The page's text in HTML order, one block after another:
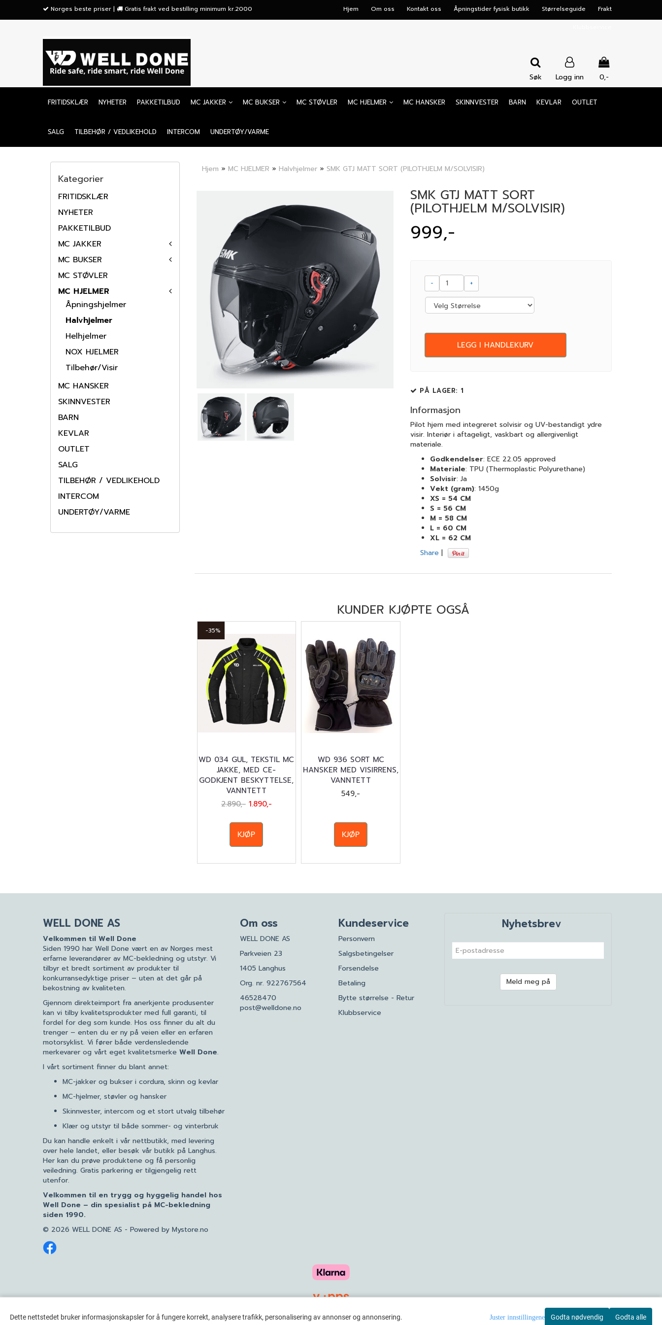
Norges beste priser | Gratis frakt ved bestilling minimum kr.2000 Hjem Om oss Kontakt oss Åpningstider fysisk butikk Størrelseguide Frakt
Søk Logg inn 0,-
FRITIDSKLÆR NYHETER PAKKETILBUD MC JAKKER MC BUKSER MC STØVLER MC HJELMER MC HANSKER SKINNVESTER BARN KEVLAR OUTLET
SALG TILBEHØR / VEDLIKEHOLD INTERCOM UNDERTØY/VARME
Kategorier
FRITIDSKLÆR
NYHETER
PAKKETILBUD
MC JAKKER
MC BUKSER
MC STØVLER
MC HJELMER
Åpningshjelmer
Halvhjelmer
Helhjelmer
NOX HJELMER
Tilbehør/Visir
MC HANSKER
SKINNVESTER
BARN
KEVLAR
OUTLET
SALG
TILBEHØR / VEDLIKEHOLD
INTERCOM
UNDERTØY/VARME
Hjem » MC HJELMER » Halvhjelmer» SMK GTJ MATT SORT (PILOTHJELM M/SOLVISIR)
SMK GTJ MATT SORT
(PILOTHJELM M/SOLVISIR)
999,-
- +
LEGG I HANDLEKURV
PÅ LAGER: 1
Informasjon
Pilot hjem med integreret solvisir og UV-bestandigt ydre
visir. Interiør i aftageligt, vaskbart og allergivenligt
materiale.
Godkendelser: ECE 22.05 approved
Materiale: TPU (Thermoplastic Polyurethane)
Solvisir: Ja
Vekt (gram): 1450g
XS = 54 CM
S = 56 CM
M = 58 CM
L = 60 CM
XL = 62 CM
Share |
KUNDER KJØPTE OGSÅ
-35%
WD 034 GUL, TEKSTIL MC
JAKKE, MED CE-
GODKJENT BESKYTTELSE,
VANNTETT
2.890,- 1.890,-
KJØP
WD 936 SORT MC
HANSKER MED VISIRRENS,
VANNTETT
549,-
KJØP
WELL DONE AS
Velkommen til Well Done
Siden 1990 har Well Done vært en av Norges mest
erfarne leverandører av MC-bekledning og utstyr. Vi
tilbyr et bredt sortiment av produkter til
konkurransedyktige priser – uten at det går på
bekostning av kvaliteten.
Gjennom direkteimport fra anerkjente produsenter
kan vi tilby kvalitetsprodukter med full garanti, til
fordel for deg som kunde. Hos oss finner du alt du
trenger – enten du er ny på veien eller en erfaren
motorsyklist. Vi fører både verdensledende
merkevarer og vårt eget kvalitetsmerke Well Done.
I vårt sortiment finner du blant annet:
MC-jakker og bukser i cordura, skinn og kevlar
MC-hjelmer, støvler og hansker
Skinnvester, intercom og et stort utvalg tilbehør
Klær og utstyr til både sommer- og vinterbruk
Du kan handle enkelt i vår nettbutikk, med levering
over hele landet, eller besøk vår butikk på Langhus.
Her kan du prøve produktene og få personlig
veiledning. Gratis parkering er tilgjengelig rett
utenfor.
Velkommen til en trygg og hyggelig handel hos
Well Done – din spesialist på MC-bekledning
siden 1990.
© 2026 WELL DONE AS - Powered by Mystore.no
Om oss
WELL DONE AS
Parkveien 23
1405 Langhus
Org. nr. 922767564
46528470
post@welldone.no
Kundeservice
Personvern
Salgsbetingelser
Forsendelse
Betaling
Bytte størrelse - Retur
Klubbservice
Nyhetsbrev
Meld meg på
Nullstill
Dette nettstedet bruker informasjonskapsler for å fungere korrekt, analysere trafikk, personalisering av annonser og annonsering. Godta nødvendig Godta alle
Juster innstillingene